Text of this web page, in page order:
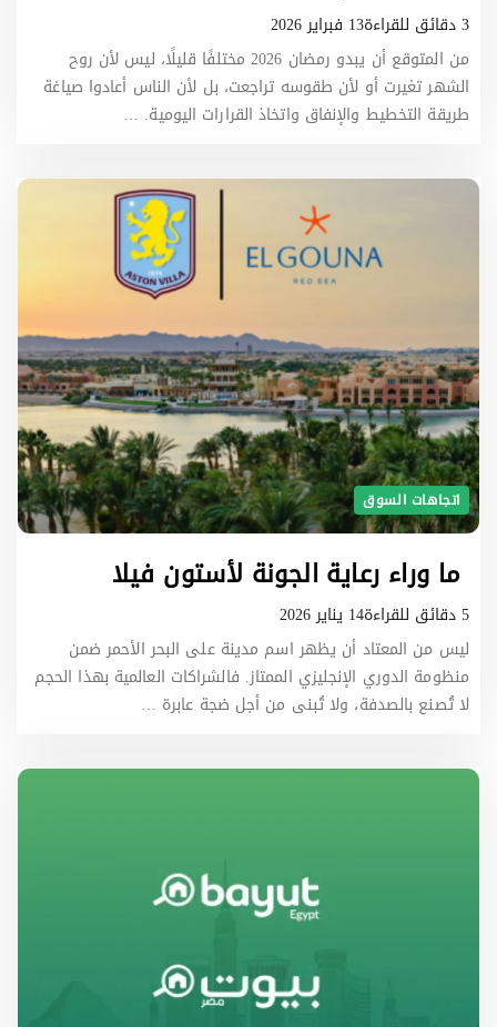
3 دقائق للقراءة
13 فبراير 2026
من المتوقع أن يبدو رمضان 2026 مختلفًا قليلًا، ليس لأن روح
الشهر تغيرت أو لأن طقوسه تراجعت، بل لأن الناس أعادوا صياغة
طريقة التخطيط والإنفاق واتخاذ القرارات اليومية. …
اتجاهات السوق
ما وراء رعاية الجونة لأستون فيلا
5 دقائق للقراءة
14 يناير 2026
ليس من المعتاد أن يظهر اسم مدينة على البحر الأحمر ضمن
منظومة الدوري الإنجليزي الممتاز. فالشراكات العالمية بهذا الحجم
لا تُصنع بالصدفة، ولا تُبنى من أجل ضجة عابرة …